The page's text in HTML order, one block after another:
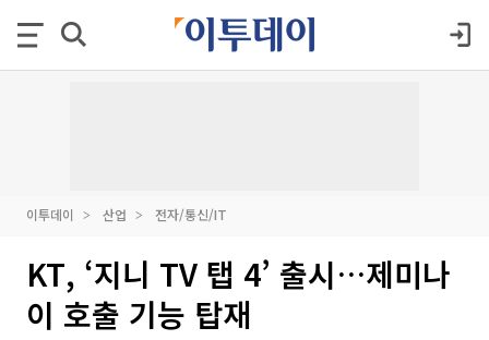
이투데이 산업 전자/통신/IT
KT, ‘지니 TV 탭 4’ 출시…제미나
이 호출 기능 탑재